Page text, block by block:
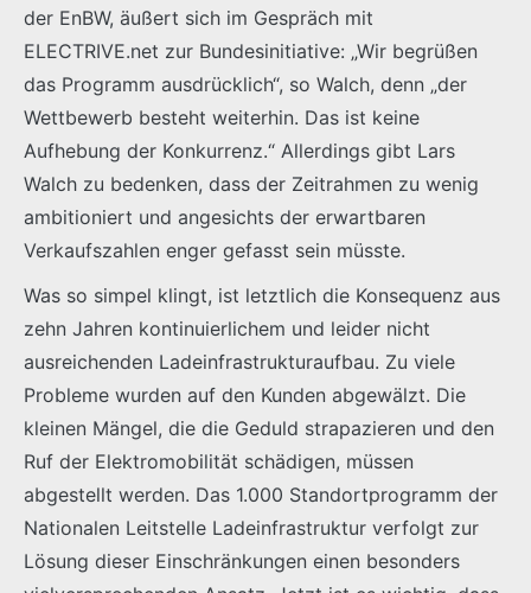
der EnBW, äußert sich im Gespräch mit
ELECTRIVE.net zur Bundesinitiative: „Wir begrüßen
das Programm ausdrücklich“, so Walch, denn „der
Wettbewerb besteht weiterhin. Das ist keine
Aufhebung der Konkurrenz.“ Allerdings gibt Lars
Walch zu bedenken, dass der Zeitrahmen zu wenig
ambitioniert und angesichts der erwartbaren
Verkaufszahlen enger gefasst sein müsste.
Was so simpel klingt, ist letztlich die Konsequenz aus
zehn Jahren kontinuierlichem und leider nicht
ausreichenden Ladeinfrastrukturaufbau. Zu viele
Probleme wurden auf den Kunden abgewälzt. Die
kleinen Mängel, die die Geduld strapazieren und den
Ruf der Elektromobilität schädigen, müssen
abgestellt werden. Das 1.000 Standortprogramm der
Nationalen Leitstelle Ladeinfrastruktur verfolgt zur
Lösung dieser Einschränkungen einen besonders